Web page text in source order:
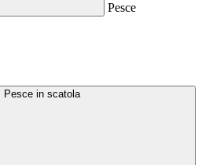
Pesce
Pesce in scatola